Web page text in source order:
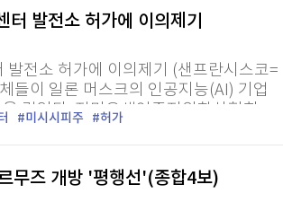
거래 가능성
거래 가능성
정치
국제
생활경제
특집방송
전체 프로그램
채널/편성
발전소 허가에 이의제기
전소 허가에 이의제기 (샌프란시스코=
들이 일론 머스크의 인공지능(AI) 기업
걸었다. 전미유색인종지위향상협회
' 등은 미...
미시시피주 허가
무즈 개방 '평행선'(종합4보)